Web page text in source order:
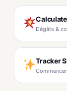
Dégâts &
Tracker